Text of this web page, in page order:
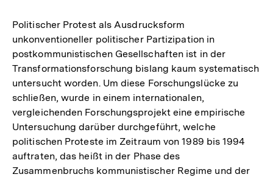
Politischer Protest als Ausdrucksform
unkonventioneller politischer Partizipation in
postkommunistischen Gesellschaften ist in der
Transformationsforschung bislang kaum systematisch
untersucht worden. Um diese Forschungslücke zu
schließen, wurde in einem internationalen,
vergleichenden Forschungsprojekt eine empirische
Untersuchung darüber durchgeführt, welche
politischen Proteste im Zeitraum von 1989 bis 1994
auftraten, das heißt in der Phase des
Zusammenbruchs kommunistischer Regime und der